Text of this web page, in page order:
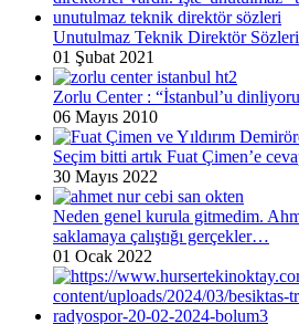
Unutulmaz Teknik Direktör Sözleri
01 Şubat 2021
Zorlu Center : “İstanbul’u
06 Mayıs 2010
Seçim bitti artık Fuat Çimen’e
30 Mayıs 2022
Neden genel kurula gitmedim.
saklamaya çalıştığı gerçekler…
01 Ocak 2022